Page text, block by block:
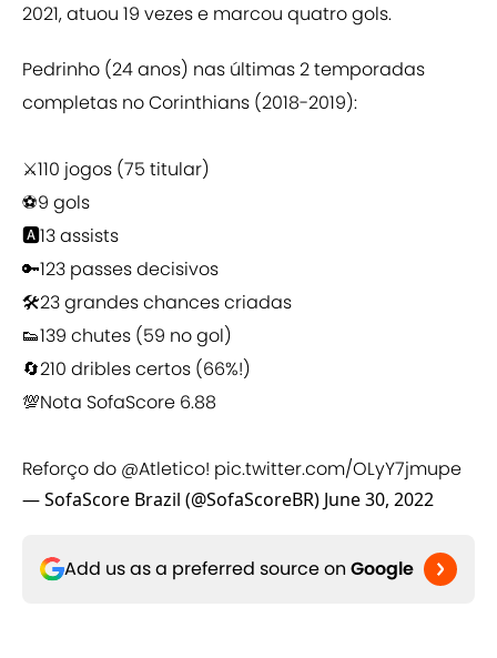
2021, atuou 19 vezes e marcou quatro gols.
Pedrinho (24 anos) nas últimas 2 temporadas
completas no Corinthians (2018-2019):
⚔️110 jogos (75 titular)
⚽️9 gols
🅰️13 assists
🔑123 passes decisivos
🛠23 grandes chances criadas
👟139 chutes (59 no gol)
🔄210 dribles certos (66%!)
💯Nota SofaScore 6.88
Reforço do @Atletico! pic.twitter.com/OLyY7jmupe
— SofaScore Brazil (@SofaScoreBR) June 30, 2022
Add us as a preferred source on Google